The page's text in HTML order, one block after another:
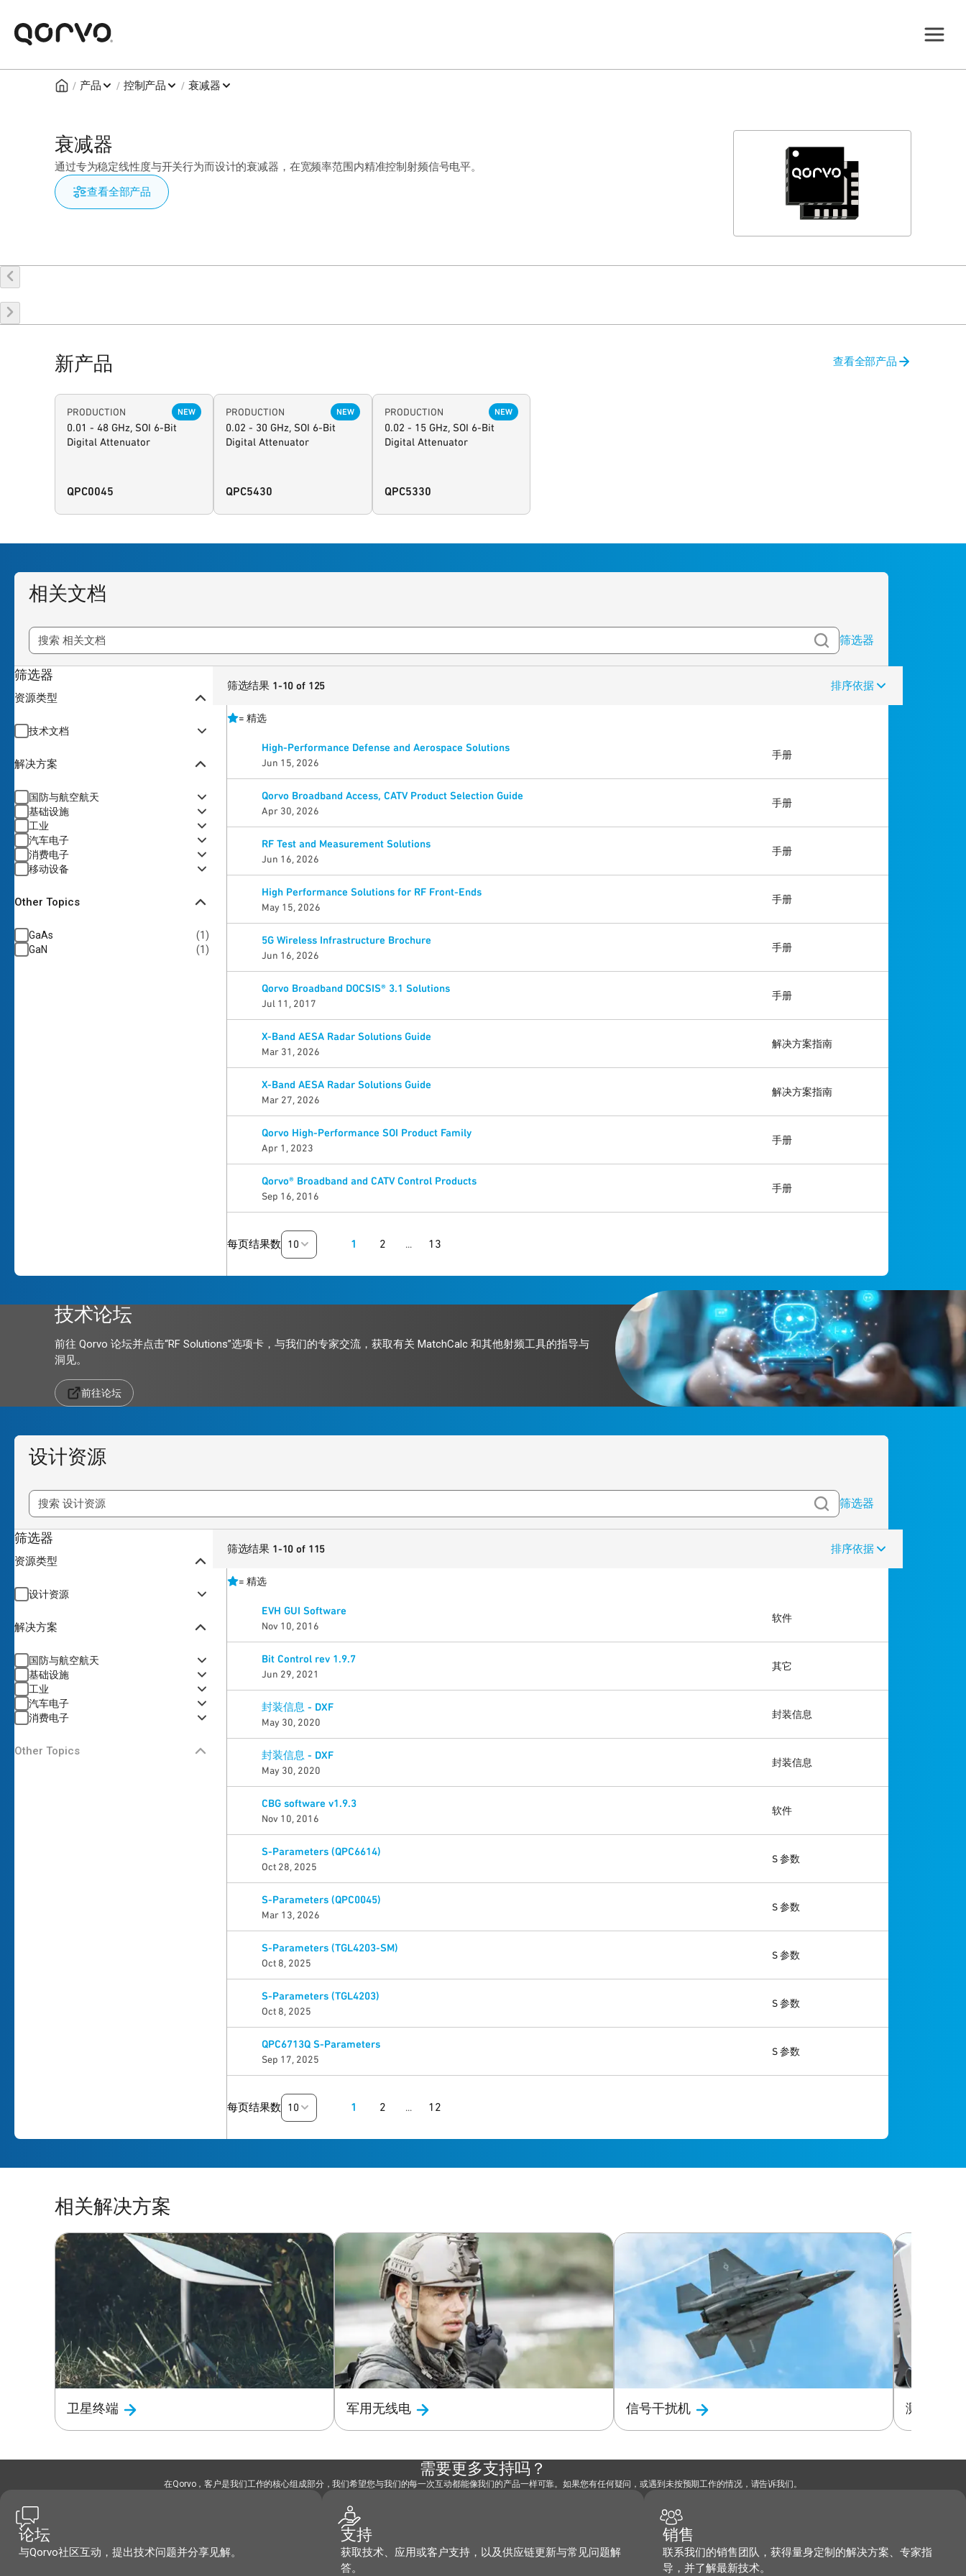
/ 产品 / 控制产品 / 衰减器
衰减器
通过专为稳定线性度与开关行为而设计的衰减器，在宽频率范围内精准控制射频信号电平。
查看全部产品
新产品 查看全部产品
PRODUCTION NEW
0.01 - 48 GHz, SOI 6-Bit
Digital Attenuator
QPC0045
PRODUCTION NEW
0.02 - 30 GHz, SOI 6-Bit
Digital Attenuator
QPC5430
PRODUCTION NEW
0.02 - 15 GHz, SOI 6-Bit
Digital Attenuator
QPC5330
相关文档
筛选器
筛选器
资源类型
技术文档
解决方案
国防与航空航天
基础设施
工业
汽车电子
消费电子
移动设备
Other Topics
GaAs (1 )
GaN
(1 )
筛选结果 1-10 of 125 排序依据
= 精选
High-Performance Defense and Aerospace Solutions
Jun 15, 2026
手册
Qorvo Broadband Access, CATV Product Selection Guide
Apr 30, 2026
手册
RF Test and Measurement Solutions
Jun 16, 2026
手册
High Performance Solutions for RF Front-Ends
May 15, 2026
手册
5G Wireless Infrastructure Brochure
Jun 16, 2026
手册
Qorvo Broadband DOCSIS® 3.1 Solutions
Jul 11, 2017
手册
X-Band AESA Radar Solutions Guide
Mar 31, 2026
解决方案指南
X-Band AESA Radar Solutions Guide
Mar 27, 2026
解决方案指南
Qorvo High-Performance SOI Product Family
Apr 1, 2023
手册
Qorvo® Broadband and CATV Control Products
Sep 16, 2016
手册
每页结果数 10 1 2 ... 13
技术论坛
前往 Qorvo 论坛并点击“RF Solutions”选项卡，与我们的专家交流，获取有关 MatchCalc 和其他射频工具的指导与
洞见。
前往论坛
设计资源
筛选器
筛选器
资源类型
设计资源
解决方案
国防与航空航天
基础设施
工业
汽车电子
消费电子
Other Topics
筛选结果 1-10 of 115 排序依据
= 精选
EVH GUI Software
Nov 10, 2016
软件
Bit Control rev 1.9.7
Jun 29, 2021
其它
封装信息 - DXF
May 30, 2020
封装信息
封装信息 - DXF
May 30, 2020
封装信息
CBG software v1.9.3
Nov 10, 2016
软件
S-Parameters (QPC6614)
Oct 28, 2025
S 参数
S-Parameters (QPC0045)
Mar 13, 2026
S 参数
S-Parameters (TGL4203-SM)
Oct 8, 2025
S 参数
S-Parameters (TGL4203)
Oct 8, 2025
S 参数
QPC6713Q S-Parameters
Sep 17, 2025
S 参数
每页结果数 10 1 2 ... 12
相关解决方案
卫星终端 军用无线电 信号干扰机 测试与测
需要更多支持吗？
在Qorvo，客户是我们工作的核心组成部分，我们希望您与我们的每一次互动都能像我们的产品一样可靠。如果您有任何疑问，或遇到未按预期工作的情况，请告诉我们。
论坛
与Qorvo社区互动，提出技术问题并分享见解。
支持
获取技术、应用或客户支持，以及供应链更新与常见问题解
答。
销售
联系我们的销售团队，获得量身定制的解决方案、专家指
导，并了解最新技术。